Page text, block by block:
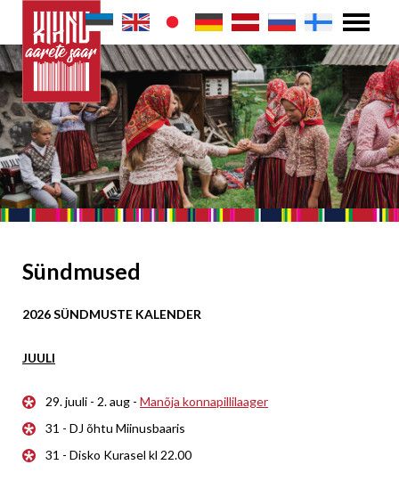
Sündmused
2026 SÜNDMUSTE KALENDER
JUULI
29. juuli - 2. aug - Manõja konnapillilaager
31 - DJ õhtu Miinusbaaris
31 - Disko Kurasel kl 22.00